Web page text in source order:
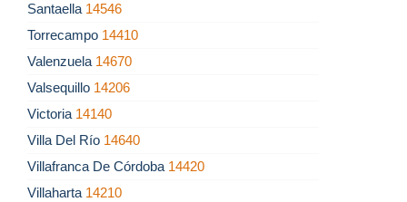
Santaella 14546
Torrecampo 14410
Valenzuela 14670
Valsequillo 14206
Victoria 14140
Villa Del Río 14640
Villafranca De Córdoba 14420
Villaharta 14210